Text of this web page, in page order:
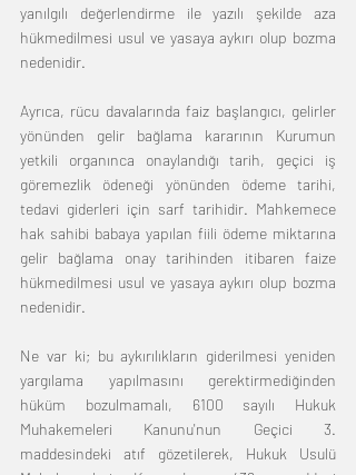
yanılgılı değerlendirme ile yazılı şekilde aza
hükmedilmesi usul ve yasaya aykırı olup bozma
nedenidir.
Ayrıca, rücu davalarında faiz başlangıcı, gelirler
yönünden gelir bağlama kararının Kurumun
yetkili organınca onaylandığı tarih, geçici iş
göremezlik ödeneği yönünden ödeme tarihi,
tedavi giderleri için sarf tarihidir. Mahkemece
hak sahibi babaya yapılan fiili ödeme miktarına
gelir bağlama onay tarihinden itibaren faize
hükmedilmesi usul ve yasaya aykırı olup bozma
nedenidir.
Ne var ki; bu aykırılıkların giderilmesi yeniden
yargılama yapılmasını gerektirmediğinden
hüküm bozulmamalı, 6100 sayılı Hukuk
Muhakemeleri Kanunu'nun Geçici 3.
maddesindeki atıf gözetilerek, Hukuk Usulü